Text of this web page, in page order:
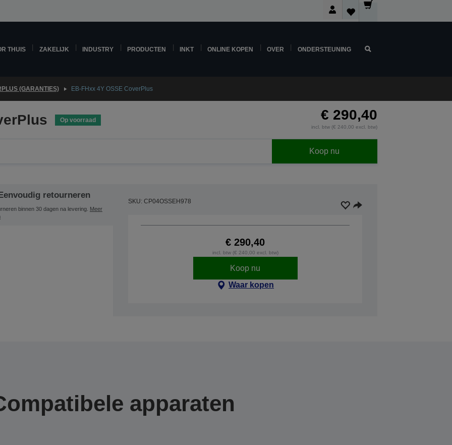
THUIS ZAKELIJK INDUSTRY PRODUCTEN INKT ONLINE KOPEN OVER ONDERSTEUNING
(GARANTIES) EB-FHxx 4Y OSSE CoverPlus
Op voorraad € 290,40
incl. btw (€ 240,00 excl. btw)
Koop nu
retourneren
binnen 30 dagen na levering. Meer
SKU: CP04OSSEH978
€ 290,40
incl. btw (€ 240,00 excl. btw)
Koop nu
Waar kopen
apparaten